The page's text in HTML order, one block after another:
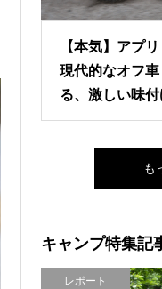
【本気】アプ
現代的なオフ
る、激しい味付
も
キャンプ特集記
レポート